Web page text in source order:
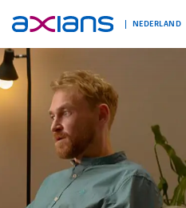
NEDERLAND
OVER AXIANS
EXPERTISE